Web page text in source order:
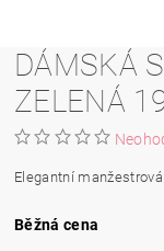
DÁMSKÁ
ZELENÁ
Elegantní
Běžná cena